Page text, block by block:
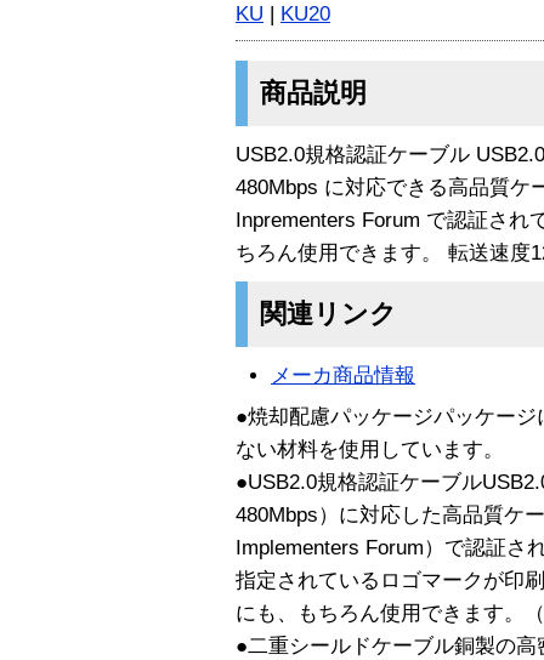
KU | KU20
商品説明
USB2.0規格認証ケーブル
480Mbps に対応できる高品質ケ
Inprementers Forum で認証され
ちろん使用できます。 転送速度
関連リンク
メーカ商品情報
●焼却配慮パッケージパッケー
ない材料を使用しています。
●USB2.0規格認証ケーブル
480Mbps）に対応した高品質ケ
Implementers Forum）で認証さ
指定されているロゴマークが印
にも、もちろん使用できます。
●二重シールドケーブル銅製の